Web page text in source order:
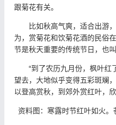
跟菊花有关。
比如秋高气爽，适合出游，
为，赏菊花和饮菊花酒的民俗
节是秋天重要的传统节日，也叫
“到了农历九月份，枫叶红
望去，大地似乎变得五彩斑斓
以登高赏秋，到郊外赏红叶，
资料图：寒露时节红叶如火。